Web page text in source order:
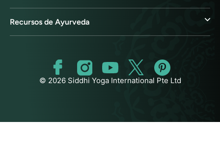
Recursos de Ayurveda
© 2026 Siddhi Yoga International Pte Ltd